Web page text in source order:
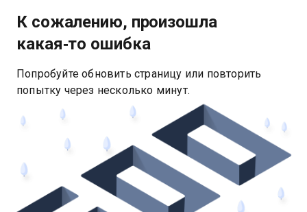
К сожалению, произошла
какая‑то ошибка
Попробуйте обновить страницу или повторить
попытку через несколько минут.